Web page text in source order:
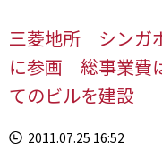
三菱地所 シンガ
に参画 総事業費
てのビルを建設
2011.07.25 16:52